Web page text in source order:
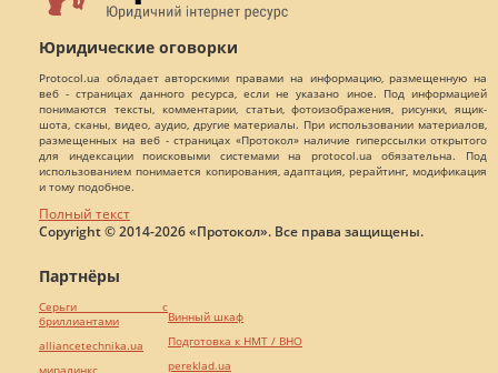
Юридические оговорки
Protocol.ua обладает авторскими правами на информацию, размещенную на
веб - страницах данного ресурса, если не указано иное. Под информацией
понимаются тексты, комментарии, статьи, фотоизображения, рисунки, ящик-
шота, сканы, видео, аудио, другие материалы. При использовании материалов,
размещенных на веб - страницах «Протокол» наличие гиперссылки открытого
для индексации поисковыми системами на protocol.ua обязательна. Под
использованием понимается копирования, адаптация, рерайтинг, модификация
и тому подобное.
Полный текст
Copyright © 2014-2026 «Протокол». Все права защищены.
Партнёры
Серьги с
бриллиантами
alliancetechnika.ua
миралинкс
Винный шкаф
Подготовка к НМТ / ВНО
pereklad.ua